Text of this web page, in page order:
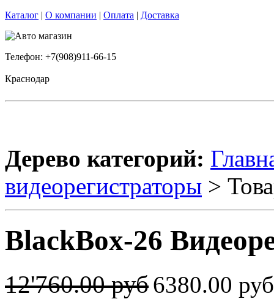
Каталог | О компании | Оплата | Доставка
Телефон: +7(908)911-66-15
Краснодар
Дерево категорий:
видеорегистраторы >
BlackBox-26
12'760.00 руб6380.00